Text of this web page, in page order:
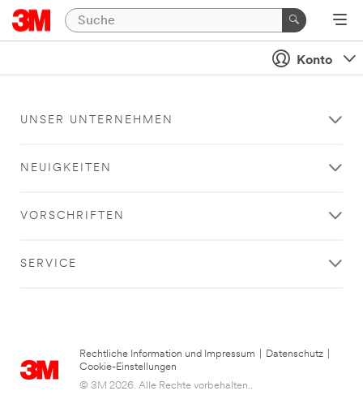
Konto
UNSER UNTERNEHMEN
NEUIGKEITEN
VORSCHRIFTEN
SERVICE
Rechtliche Information und Impressum Datenschutz
Cookie-Einstellungen
© 3M 2026. Alle Rechte vorbehalten..